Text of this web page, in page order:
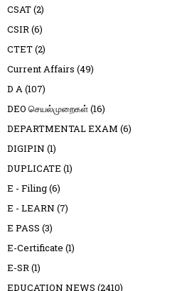
CSAT(2)
CSIR(6)
CTET(2)
Current Affairs (49)
D A(107)
DEO செயல்முறைகள்(16)
DEPARTMENTAL EXAM (6)
DIGIPIN (1)
DUPLICATE (1)
E - Filing(6)
E - LEARN (7)
E PASS (3)
E-Certificate (1)
E-SR(1)
EDUCATION NEWS (2410)